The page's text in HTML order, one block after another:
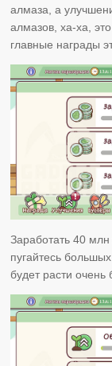
алмаза, а
алмазов, ха-ха,
главные награды
Заработать 40
пугайтесь
будет расти очень